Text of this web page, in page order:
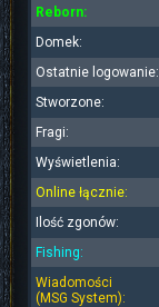
Reborn:
Domek:
Ostatnie logowanie:
Stworzone:
Fragi:
Wyświetlenia:
Online łącznie:
Ilość zgonów:
Fishing:
Wiadomości
(MSG System):